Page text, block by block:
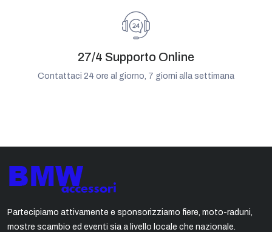
27/4 Supporto Online
Contattaci 24 ore al giorno, 7 giorni alla settimana
Partecipiamo attivamente e sponsorizziamo fiere, moto-raduni,
mostre scambio ed eventi sia a livello locale che nazionale.